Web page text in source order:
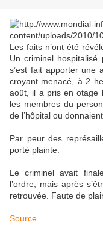
Les faits n’ont été
Un criminel
s’est fait apporter une
croyant menacé, à 2
août, il a pris en otage
les membres du
de l’hôpital ou donnaient
Par peur des
porté plainte.
Le criminel avait
l’ordre, mais après
retrouvée. Faute de
Source